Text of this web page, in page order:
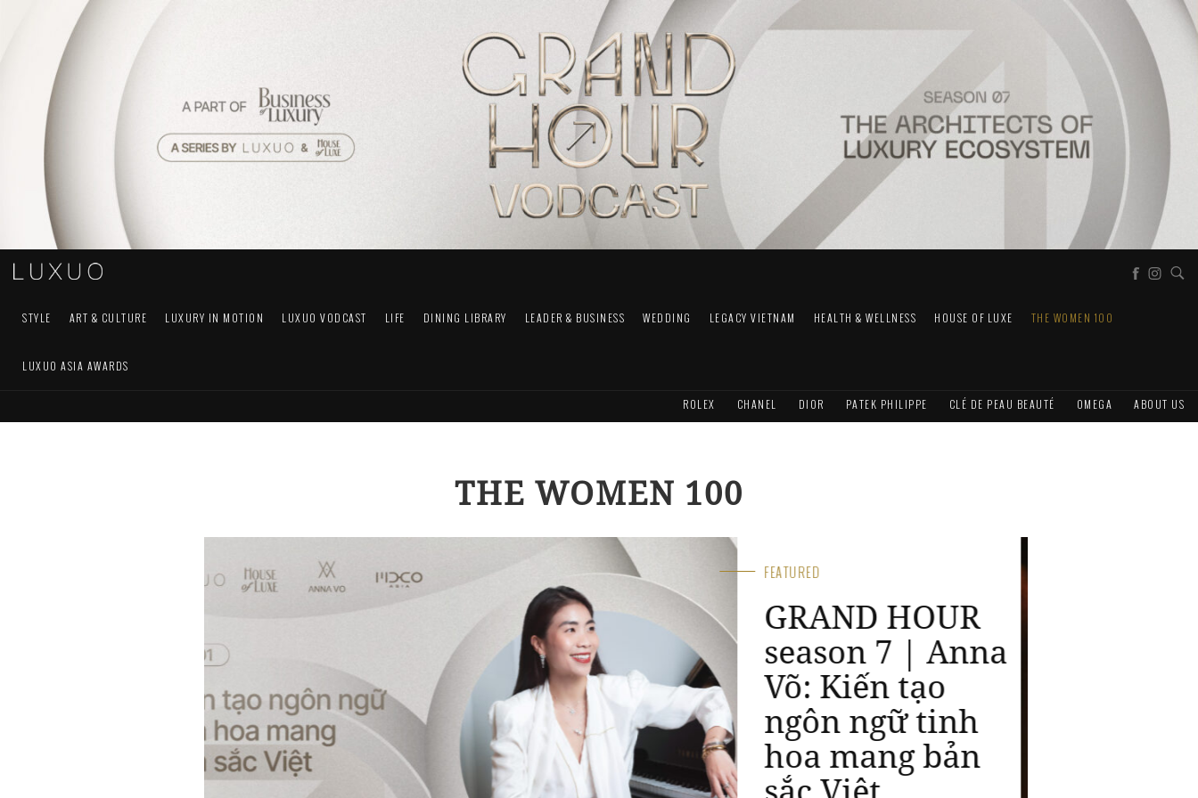
STYLE ART & CULTURE LUXURY IN MOTION LUXUO VODCAST LIFE DINING LIBRARY LEADER & BUSINESS WEDDING LEGACY VIETNAM HEALTH & WELLNESS HOUSE OF LUXE THE WOMEN 100
LUXUO ASIA AWARDS
ROLEX CHANEL DIOR PATEK PHILIPPE CLÉ DE PEAU BEAUTÉ OMEGA ABOUT US
THE WOMEN 100
FEATURED
Cartier Women’s
Initiative
Awards 2026:
Tôn vinh 20 năm
hành trình